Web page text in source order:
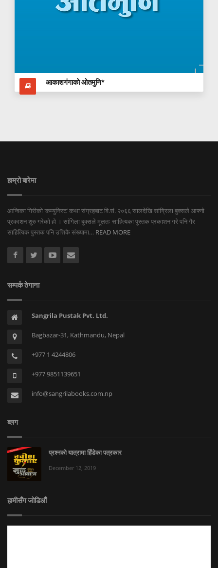
आकाशग‌ंगाकाे ओतमुनि*
हाम्रो बारेमा
आन्विका गिरीको ‘कम्युनिस्ट’ कथा संग्रहबाट वि.सं. २०६६ सालदेखि सांग्रिला बुक्सले आफ्नो
प्रकाशन शुरु गरेको हो । सांगिला बुक्सले मूलतः साहित्यका पुस्तक प्रकाशन गरे पनि गैर
साहित्यिक पुस्तक पनि उत्तिकै संख्यामा… READ MORE
सम्पर्क ठेगाना
Sangrila Pustak Pvt. Ltd.
Bagbazar-31, Kathmandu, Nepal
+977 1 4244806
+977 9851139651
info@sangrilabooks.com.np
ब्लग
प्रश्नको यात्रामा हिँडेका पत्रकार
December 12, 2019
हामीसँग जोडिऔं